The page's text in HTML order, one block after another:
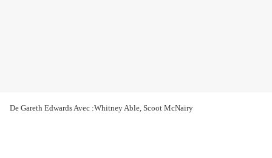
De Gareth Edwards Avec :Whitney Able, Scoot McNairy